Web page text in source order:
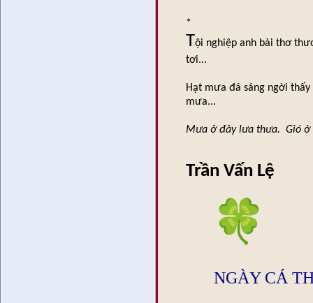
*
Tội nghiệp anh bài thơ
tơi...
Hạt mưa đá sáng ngời
mưa...
Mưa ở đây lưa thưa. Gió
Trần Vấn Lệ
NGÀY CÁ